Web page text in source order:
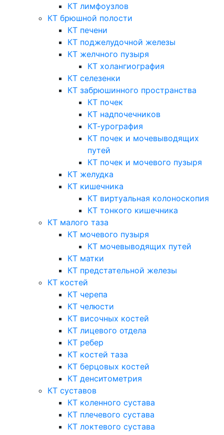
КТ лимфоузлов
КТ брюшной полости
КТ печени
КТ поджелудочной железы
КТ желчного пузыря
КТ холангиография
КТ селезенки
КТ забрюшинного пространства
КТ почек
КТ надпочечников
КТ-урография
КТ почек и мочевыводящих
путей
КТ почек и мочевого пузыря
КТ желудка
КТ кишечника
КТ виртуальная колоноскопия
КТ тонкого кишечника
КТ малого таза
КТ мочевого пузыря
КТ мочевыводящих путей
КТ матки
КТ предстательной железы
КТ костей
КТ черепа
КТ челюсти
КТ височных костей
КТ лицевого отдела
КТ ребер
КТ костей таза
КТ берцовых костей
КТ денситометрия
КТ суставов
КТ коленного сустава
КТ плечевого сустава
КТ локтевого сустава